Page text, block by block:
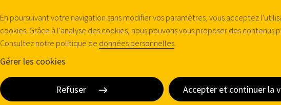
En poursuivant votre navigation sans modifier vos paramètres, vous acceptez
cookies. Grâce à l'analyse des cookies, nous pouvons vous proposer des contenus
Consultez notre politique de données personnelles.
Gérer les cookies
Refuser Accepter et continuer la